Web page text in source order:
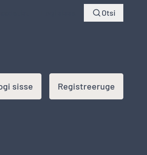
Otsi
sisse Registreeruge